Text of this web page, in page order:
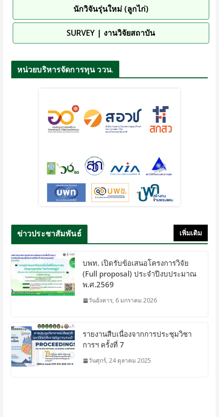
นักวิจันรุ่นใหม่ (ลูกไก่)
SURVEY | งานวิจัยสถาบัน
หน่วยบริหารจัดการทุน ววน.
ข่าวประชาสัมพันธ์ เพิ่มเติม
บพท. เปิดรับข้อเสนอโครงการวิจัย
(Full proposal) ประจำปีงบประมาณ
พ.ศ.2569
วันอังคาร, 6 มกราคม 2026
รายงานสืบเนื่องจากการประชุมวิชา
การฯ ครั้งที่ 7
วันศุกร์, 24 ตุลาคม 2025